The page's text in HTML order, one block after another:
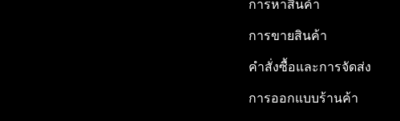
การหาสินค้า
การขายสินค้า
คำสั่งซื้อและการจัดส่ง
การออกแบบร้านค้า